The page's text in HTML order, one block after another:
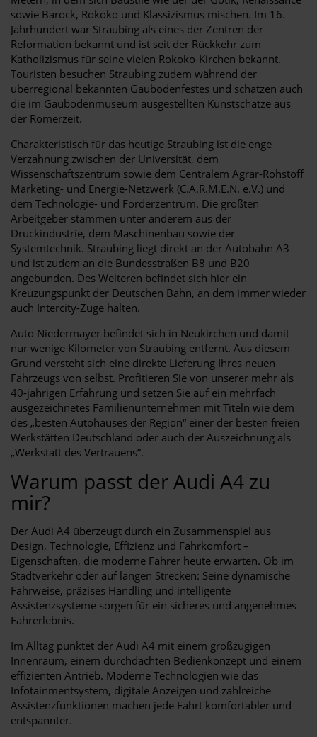
sowie Barock, Rokoko und Klassizismus mischen. Im 16.
Jahrhundert war Straubing als eines der Zentren der
Reformation bekannt und ist seit der Rückkehr zum
Katholizismus für seine vielen Rokoko-Kirchen bekannt.
Touristen besuchen Straubing zudem während der
überregional bekannten Gäubodenfestes und schätzen auch
die im Gäubodenmuseum ausgestellten Kunstschätze aus
der Römerzeit.
Charakteristisch für das heutige Straubing ist die enge
Verzahnung zwischen der Universität, dem
Wissenschaftszentrum sowie dem Centralem Agrar-Rohstoff
Marketing- und Energie-Netzwerk (C.A.R.M.E.N. e.V.) und
dem Technologie- und Förderzentrum. Die größten
Arbeitgeber stammen unter anderem aus der
Druckindustrie, dem Maschinenbau sowie der
Systemtechnik. Straubing liegt direkt an der Autobahn A3
und ist zudem an die Bundesstraßen B8 und B20
angebunden. Des Weiteren befindet sich hier ein
Kreuzungspunkt der Deutschen Bahn, an dem immer wieder
auch Intercity-Züge halten.
Auto Niedermayer befindet sich in Neukirchen und damit
nur wenige Kilometer von Straubing entfernt. Aus diesem
Grund versteht sich eine direkte Lieferung Ihres neuen
Fahrzeugs von selbst. Profitieren Sie von unserer mehr als
40-jährigen Erfahrung und setzen Sie auf ein mehrfach
ausgezeichnetes Familienunternehmen mit Titeln wie dem
des „besten Autohauses der Region“ einer der besten freien
Werkstätten Deutschland oder auch der Auszeichnung als
„Werkstatt des Vertrauens“.
Warum passt der Audi A4 zu
mir?
Der Audi A4 überzeugt durch ein Zusammenspiel aus
Design, Technologie, Effizienz und Fahrkomfort –
Eigenschaften, die moderne Fahrer heute erwarten. Ob im
Stadtverkehr oder auf langen Strecken: Seine dynamische
Fahrweise, präzises Handling und intelligente
Assistenzsysteme sorgen für ein sicheres und angenehmes
Fahrerlebnis.
Im Alltag punktet der Audi A4 mit einem großzügigen
Innenraum, einem durchdachten Bedienkonzept und einem
effizienten Antrieb. Moderne Technologien wie das
Infotainmentsystem, digitale Anzeigen und zahlreiche
Assistenzfunktionen machen jede Fahrt komfortabler und
entspannter.